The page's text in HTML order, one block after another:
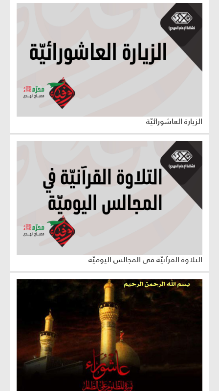
الزيارة العاشورائيّة
التلاوة القرآنيّة في المجالس اليوميّة